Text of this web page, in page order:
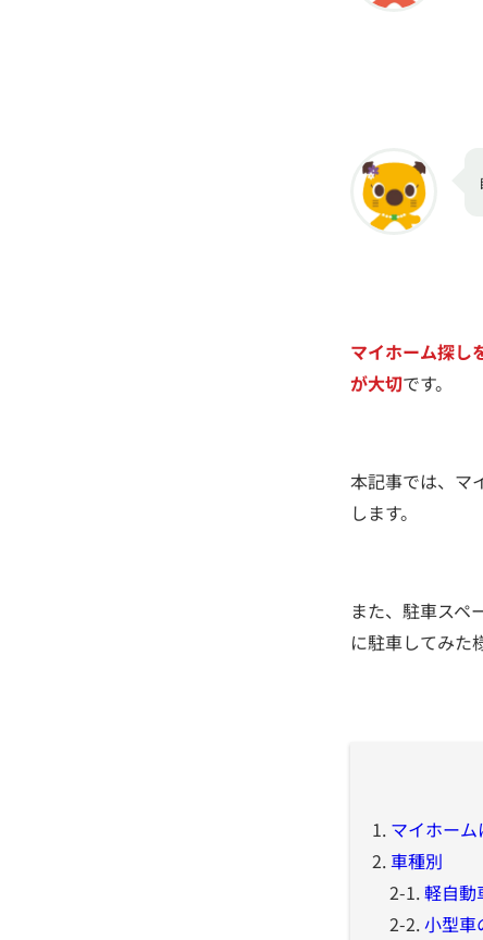
マイホーム探し
が大切です。
本記事では、マ
します。
また、駐車スペ
に駐車してみた
1. マイホー
2.車種別
2-1.軽自動
2-2.小型車